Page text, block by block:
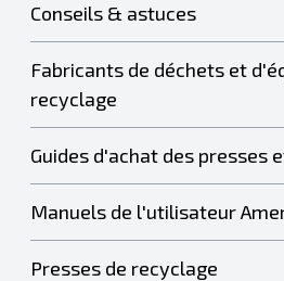
Conseils & astuces
Fabricants de déchets et
recyclage
Guides d'achat des presses
Manuels de l'utilisateur
Presses de recyclage